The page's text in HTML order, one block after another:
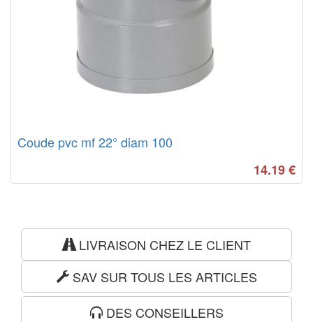
Coude pvc mf 22° diam 100
14.19€
LIVRAISON CHEZ LE CLIENT
SAV SUR TOUS LES ARTICLES
DES CONSEILLERS